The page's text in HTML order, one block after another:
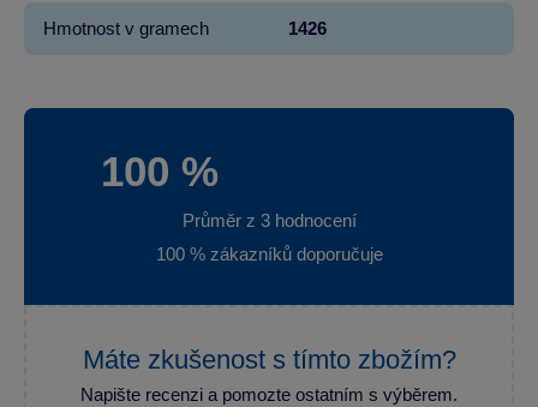
Hmotnost v gramech 1426
100 %
Průměr z 3 hodnocení
100 % zákazníků doporučuje
Máte zkušenost s tímto zbožím?
Napište recenzi a pomozte ostatním s výběrem.